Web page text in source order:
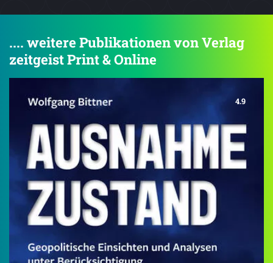
.... weitere Publikationen von Verlag
zeitgeist Print & Online
4.9